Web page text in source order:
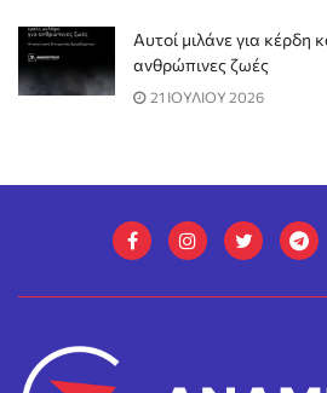
Αυτοί μιλάνε για κέρδη
ανθρώπινες ζωές
21 ΙΟΥΛΙΟΥ 2026